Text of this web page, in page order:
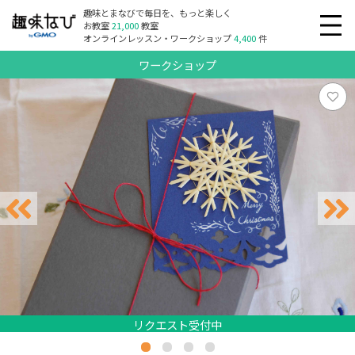
趣味とまなびで毎日を、もっと楽しく
お教室21,000教室
オンラインレッスン・ワークショップ4,400件
ワークショップ
リクエスト受付中
リクエスト受付中
リクエスト受付中
リクエスト受付中
リクエスト受付中